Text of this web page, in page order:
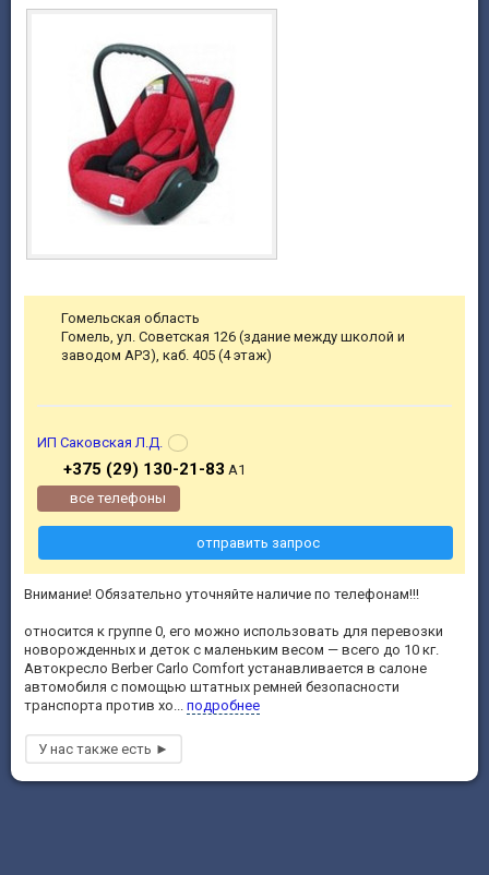
Внимание! Обязательно уточняйте наличие по телефонам!!!
относится к группе 0, его можно использовать для перевозки
новорожденных и деток с маленьким весом — всего до 10 кг.
Автокресло Berber Carlo Comfort устанавливается в салоне
автомобиля с помощью штатных ремней безопасности
транспорта против хо... подробнее
Гомельская область
Гомель, ул. Советская 126 (здание между школой и
заводом АРЗ), каб. 405 (4 этаж)
ИП Саковская Л.Д.
+375 (29) 130-21-83 А1
все телефоны
отправить запрос